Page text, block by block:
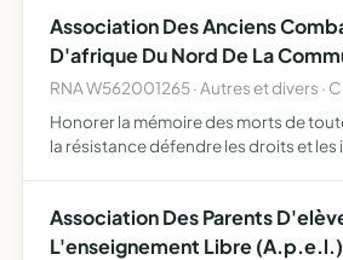
s…
Association Des Anciens
D'afrique Du Nord De La
RNA W562001265 · Autres et divers ·
Honorer la mémoire des morts de
la résistance défendre les droits et les
Association Des Parents
L'enseignement Libre